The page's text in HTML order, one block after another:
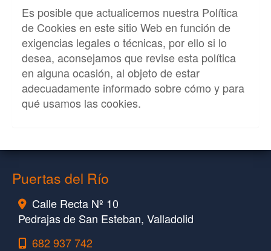
Es posible que actualicemos nuestra Política
de Cookies en este sitio Web en función de
exigencias legales o técnicas, por ello si lo
desea, aconsejamos que revise esta política
en alguna ocasión, al objeto de estar
adecuadamente informado sobre cómo y para
qué usamos las cookies.
Puertas del Río
Calle Recta Nº 10
Pedrajas de San Esteban, Valladolid
682 937 742